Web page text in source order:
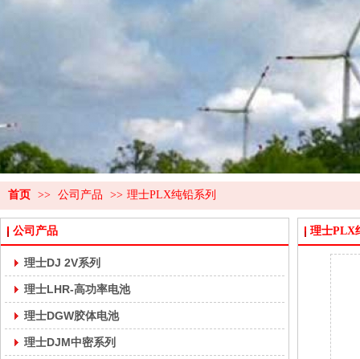
首页 >> 公司产品 >> 理士PLX纯铅系列
公司产品
理士DJ 2V系列
理士LHR-高功率电池
理士DGW胶体电池
理士DJM中密系列
理士PLX